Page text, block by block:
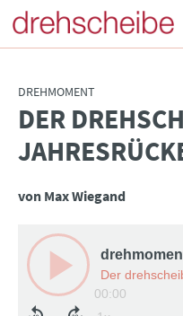
DREHMOMENT
:DER
von Max Wiegand